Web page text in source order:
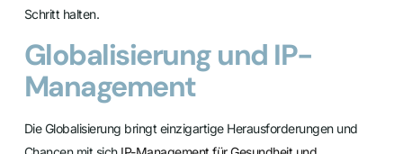
Schritt halten.
Globalisierung und IP-
Management
Die Globalisierung bringt einzigartige Herausforderungen und